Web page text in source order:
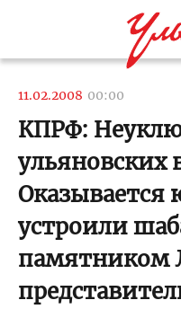
11.02.2008 00:00
КПРФ:
ульяновских
Оказывается
устроили
памятником